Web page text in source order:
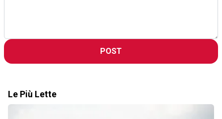
POST
Le Più Lette